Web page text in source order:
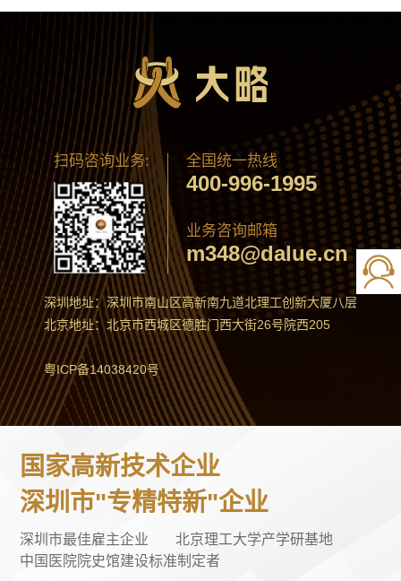
扫码咨询业务: 全国统一热线
400-996-1995
业务咨询邮箱
m348@dalue.cn
深圳地址：深圳市南山区高新南九道北理工创新大厦八层
北京地址：北京市西城区德胜门西大街26号院西205
粤ICP备14038420号
国家高新技术企业
深圳市"专精特新"企业
深圳市最佳雇主企业
北京理工大学产学研基地
中国医院院史馆建设标准制定者